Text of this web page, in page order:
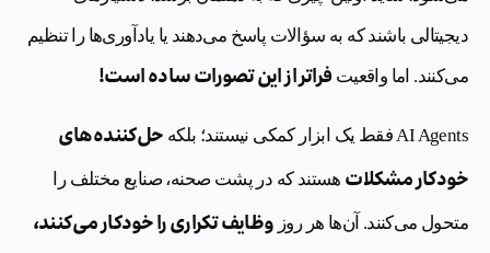
دیجیتالی باشند که به سؤالات پاسخ می‌دهند یا یادآوری‌ها را تنظیم
می‌کنند. اما واقعیت فراتر از این تصورات ساده است!
AI Agents فقط یک ابزار کمکی نیستند؛ بلکه
حل‌کننده‌های
خودکار مشکلات هستند که در پشت صحنه، صنایع مختلف را
متحول می‌کنند. آن‌ها هر روز وظایف تکراری را خودکار می‌کنند،